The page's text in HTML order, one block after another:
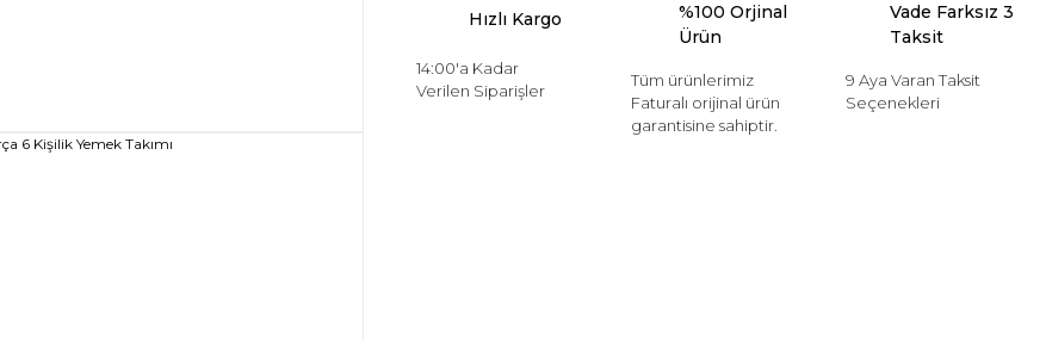
Hızlı Kargo
14:00'a Kadar
Verilen Siparişler
%100 Orjinal
Ürün
Tüm ürünlerimiz
Faturalı orijinal ürün
garantisine sahiptir.
Vade Farksız 3
Taksit
9 Aya Varan Taksit
Seçenekleri